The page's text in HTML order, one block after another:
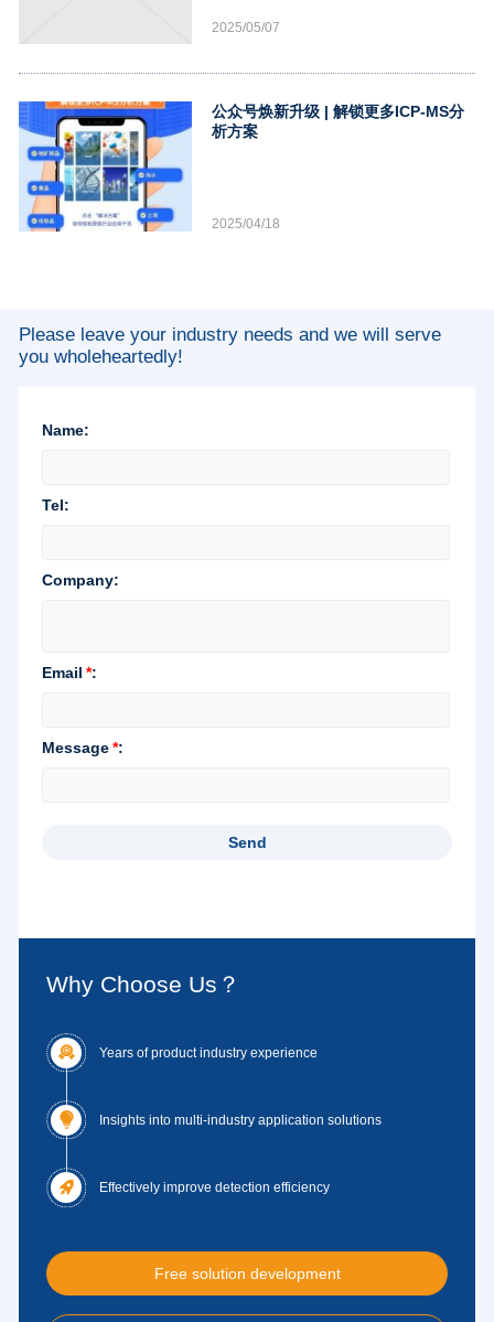
2025/05/07
公众号焕新升级 | 解锁更多ICP-MS分
析方案
2025/04/18
Please leave your industry needs and we will serve
you wholeheartedly!
Why Choose Us？
 Years of product industry experience
 Insights into multi-industry application solutions
 Effectively improve detection efficiency
Free solution development